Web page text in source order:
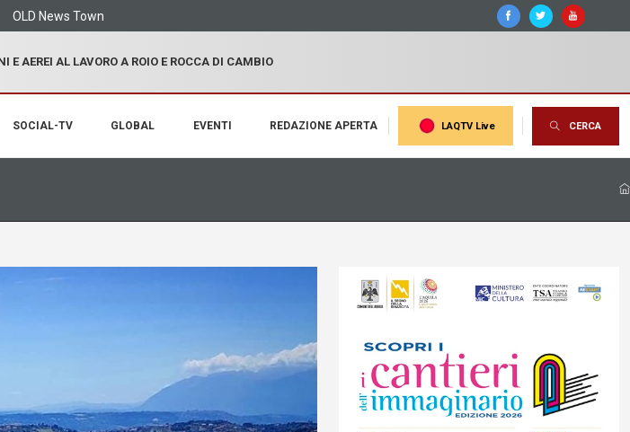
OLD News Town
E AEREI AL LAVORO A ROIO E ROCCA DI CAMBIO
SOCIAL-TV GLOBAL EVENTI REDAZIONE APERTA LAQTV Live CERCA